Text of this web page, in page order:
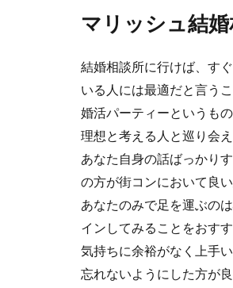
マリッシュ結婚
結婚相談所に行けば、す
いる人には最適だと言う
婚活パーティーというも
理想と考える人と巡り会
あなた自身の話ばっかり
の方が街コンにおいて良
あなたのみで足を運ぶの
インしてみることをおす
気持ちに余裕がなく上手
忘れないようにした方が